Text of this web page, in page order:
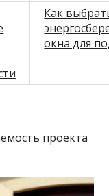
Как
окна для
проекта